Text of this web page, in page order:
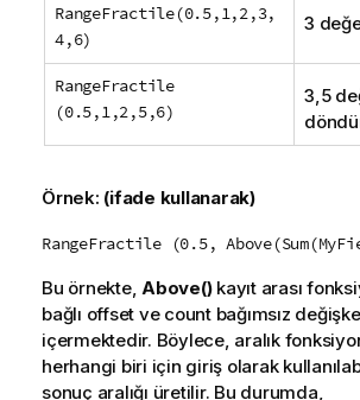
RangeFractile(0.5,1,2,3,
4,6)
3
RangeFractile
(0.5,1,2,5,6)
3,5
Örnek: (ifade kullanarak)
RangeFractile (0.5,
Bu örnekte, Above()kayıt arası
bağlı offset ve countbağımsız
içermektedir. Böylece, aralık
herhangi biri için giriş olarak
sonuç aralığı üretilir. Bu durumda,